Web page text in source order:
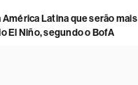
América Latina que serão mais
El Niño, segundo o BofA